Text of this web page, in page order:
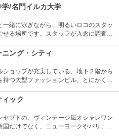
フもいますし、送迎やランチもついてい
学/名門イルカ大学
一緒に泳ぎながら、明るいロコのスタッ
る場所です。スタッフが入念に調査す
あります。“卒業”時の達成感は一緒の思い
ニング・シティ
ショップが充実している、地下２階から
持つ大型ファッションビル。とにかく品
ているので、休憩しながらも出来て
には映画館も入っているので、韓国語
ィック
セプトの、ヴィンテージ風オシャレワン
だけでなく、ニューヨークやパリ、ロ